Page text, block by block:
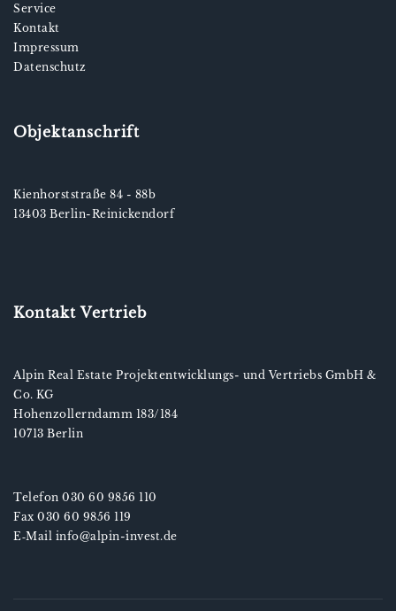
Service
Kontakt
Impressum
Datenschutz
Objektanschrift
Kienhorststraße 84 - 88b
13403 Berlin-Reinickendorf
Kontakt Vertrieb
Alpin Real Estate Projektentwicklungs- und Vertriebs GmbH &
Co. KG
Hohenzollerndamm 183/184
10713 Berlin
Telefon 030 60 9856 110
Fax 030 60 9856 119
E‑Mail info@alpin-invest.de